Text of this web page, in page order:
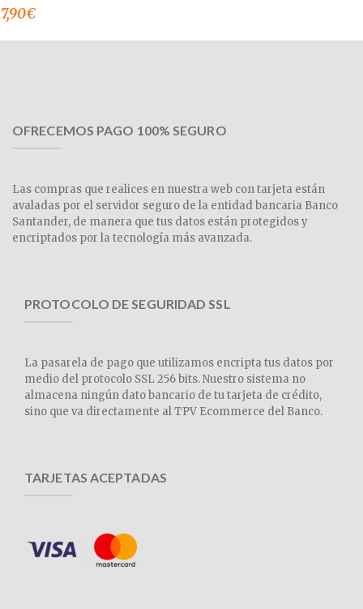
€
OFRECEMOS PAGO 100% SEGURO
Las compras que realices en nuestra web con tarjeta están
avaladas por el servidor seguro de la entidad bancaria Banco
Santander, de manera que tus datos están protegidos y
encriptados por la tecnología más avanzada.
PROTOCOLO DE SEGURIDAD SSL
La pasarela de pago que utilizamos encripta tus datos por
medio del protocolo SSL 256 bits. Nuestro sistema no
almacena ningún dato bancario de tu tarjeta de crédito,
sino que va directamente al TPV Ecommerce del Banco.
TARJETAS ACEPTADAS